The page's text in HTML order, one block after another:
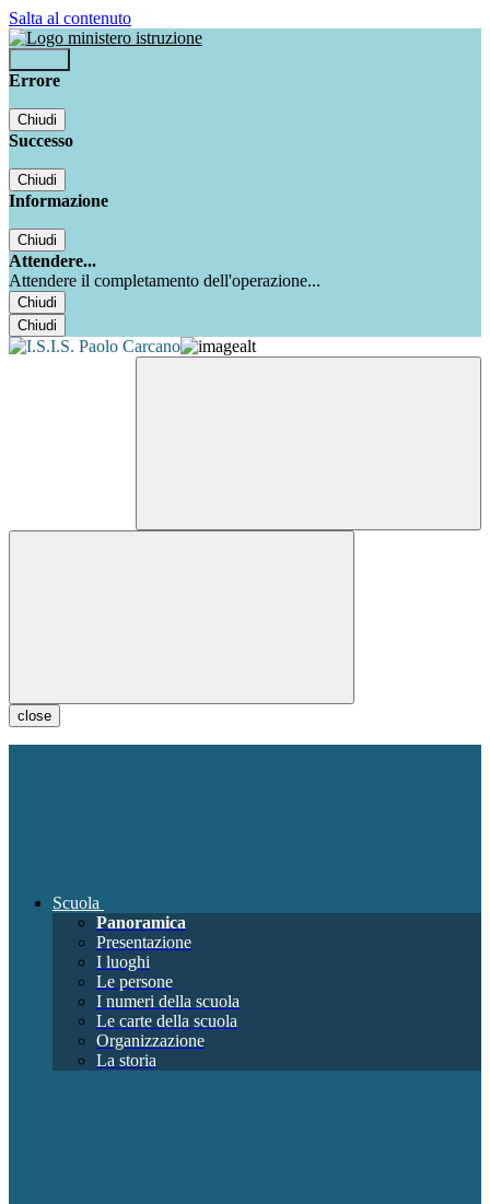
Salta al contenuto
Errore
Chiudi
Successo
Chiudi
Informazione
Chiudi
Attendere...
Attendere il completamento dell'operazione...
Chiudi
Chiudi
close
Scuola
Panoramica
Presentazione
I luoghi
Le persone
I numeri della scuola
Le carte della scuola
Organizzazione
La storia